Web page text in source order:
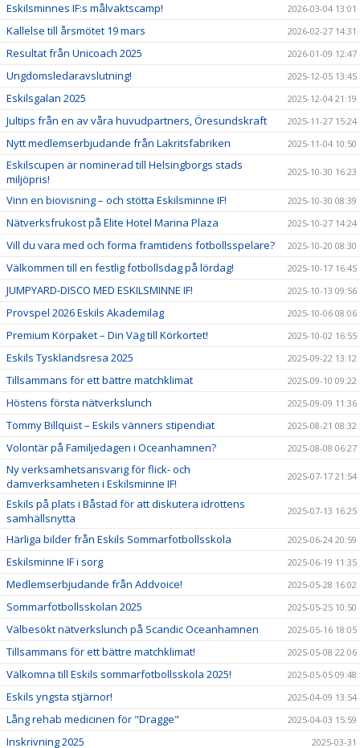
Eskilsminnes IF:s målvaktscamp! 2026-03-04 13:01
Kallelse till årsmötet 19 mars 2026-02-27 14:31
Resultat från Unicoach 2025 2026-01-09 12:47
Ungdomsledaravslutning! 2025-12-05 13:45
Eskilsgalan 2025 2025-12-04 21:19
Jultips från en av våra huvudpartners, Öresundskraft 2025-11-27 15:24
Nytt medlemserbjudande från Lakritsfabriken 2025-11-04 10:50
Eskilscupen är nominerad till Helsingborgs stads
miljöpris!
2025-10-30 16:23
Vinn en biovisning – och stötta Eskilsminne IF! 2025-10-30 08:39
Nätverksfrukost på Elite Hotel Marina Plaza 2025-10-27 14:24
Vill du vara med och forma framtidens fotbollsspelare? 2025-10-20 08:30
Välkommen till en festlig fotbollsdag på lördag! 2025-10-17 16:45
JUMPYARD-DISCO MED ESKILSMINNE IF! 2025-10-13 09:56
Provspel 2026 Eskils Akademilag 2025-10-06 08:06
Premium Körpaket – Din Väg till Körkortet! 2025-10-02 16:55
Eskils Tysklandsresa 2025 2025-09-22 13:12
Tillsammans för ett bättre matchklimat 2025-09-10 09:22
Höstens första nätverkslunch 2025-09-09 11:36
Tommy Billquist – Eskils vänners stipendiat 2025-08-21 08:32
Volontär på Familjedagen i Oceanhamnen? 2025-08-08 06:27
Ny verksamhetsansvarig för flick- och
damverksamheten i Eskilsminne IF!
2025-07-17 21:54
Eskils på plats i Båstad för att diskutera idrottens
samhällsnytta
2025-07-13 16:25
Härliga bilder från Eskils Sommarfotbollsskola 2025-06-24 20:59
Eskilsminne IF i sorg 2025-06-19 11:35
Medlemserbjudande från Addvoice! 2025-05-28 16:02
Sommarfotbollsskolan 2025 2025-05-25 10:50
Välbesökt nätverkslunch på Scandic Oceanhamnen 2025-05-16 18:05
Tillsammans för ett bättre matchklimat! 2025-05-08 22:06
Välkomna till Eskils sommarfotbollsskola 2025! 2025-05-05 09:48
Eskils yngsta stjärnor! 2025-04-09 13:54
Lång rehab medicinen för "Dragge" 2025-04-03 15:59
Inskrivning 2025 2025-03-31